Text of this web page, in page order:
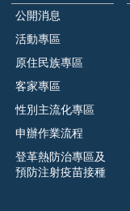
公開消息
活動專區
原住民族專區
客家專區
性別主流化專區
申辦作業流程
登革熱防治專區及
預防注射疫苗接種